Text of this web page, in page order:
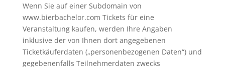
Wenn Sie auf einer Subdomain von
www.bierbachelor.com Tickets für eine
Veranstaltung kaufen, werden Ihre Angaben
inklusive der von Ihnen dort angegebenen
Ticketkäuferdaten („personenbezogenen Daten“) und
gegebenenfalls Teilnehmerdaten zwecks